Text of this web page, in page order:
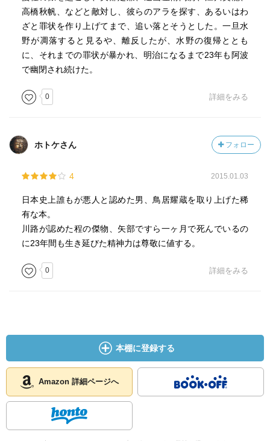
高橋秋帆、などと敵対し、彼らのアラを探す、あるいはわ
ざと罪状を作り上げてまで、追い落とそうとした。一旦水
野が凋落すると見るや、離反したが、水野の復帰ととも
に、それまでの罪状が暴かれ、明治になるまで23年も阿波
で幽閉され続けた。
0 詳細をみる
ホトケさん フォロー
4 2015.01.03
日本史上誰もが悪人と認めた男、鳥居耀蔵を取り上げた稀
有な本。
川路が認めた程の傑物、矢部ですら一ヶ月で死んでいるの
に23年間も生き延びた精神力は尊敬に値する。
0 詳細をみる
本棚に登録する
Amazon 詳細ページへ